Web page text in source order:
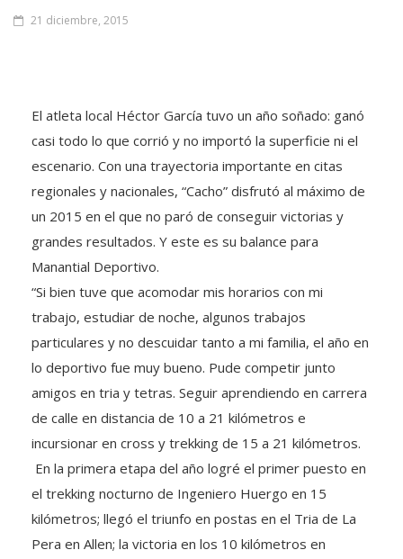
21 diciembre, 2015
El atleta local Héctor García tuvo un año soñado: ganó
casi todo lo que corrió y no importó la superficie ni el
escenario. Con una trayectoria importante en citas
regionales y nacionales, “Cacho” disfrutó al máximo de
un 2015 en el que no paró de conseguir victorias y
grandes resultados. Y este es su balance para
Manantial Deportivo.
“Si bien tuve que acomodar mis horarios con mi
trabajo, estudiar de noche, algunos trabajos
particulares y no descuidar tanto a mi familia, el año en
lo deportivo fue muy bueno. Pude competir junto
amigos en tria y tetras. Seguir aprendiendo en carrera
de calle en distancia de 10 a 21 kilómetros e
incursionar en cross y trekking de 15 a 21 kilómetros.
En la primera etapa del año logré el primer puesto en
el trekking nocturno de Ingeniero Huergo en 15
kilómetros; llegó el triunfo en postas en el Tria de La
Pera en Allen; la victoria en los 10 kilómetros en